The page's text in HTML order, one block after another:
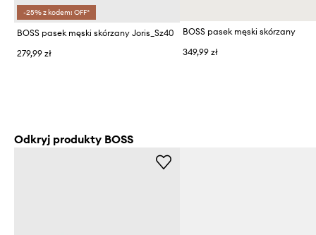
-25% z kodem: OFF*
BOSS pasek męski skórzany Joris_Sz40
279,99 zł
BOSS pasek męski skórzany
349,99 zł
Odkryj produkty BOSS